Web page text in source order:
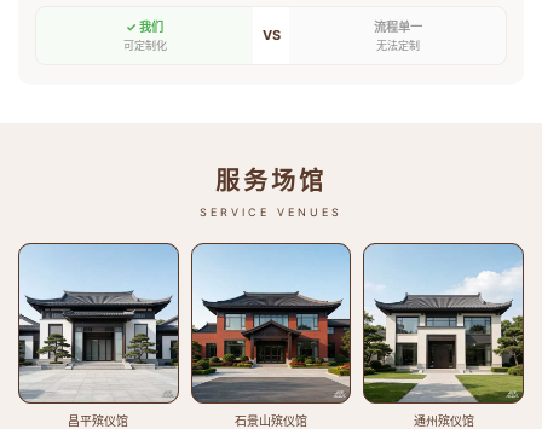
✓ 我们
可定制化
VS 流程单一
无法定制
服务场馆
SERVICE VENUES
昌平殡仪馆 石景山殡仪馆 通州殡仪馆